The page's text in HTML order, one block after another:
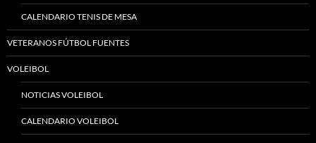
CALENDARIO TENIS DE MESA
VETERANOS FÚTBOL FUENTES
VOLEIBOL
NOTICIAS VOLEIBOL
CALENDARIO VOLEIBOL